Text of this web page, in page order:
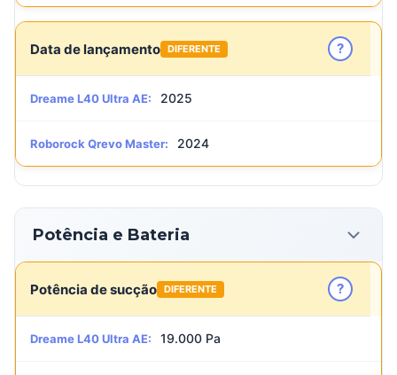
Data de lançamento DIFERENTE ?
Dreame L40 Ultra AE: 2025
Roborock Qrevo Master: 2024
Potência e Bateria
Potência de sucção DIFERENTE ?
Dreame L40 Ultra AE: 19.000 Pa